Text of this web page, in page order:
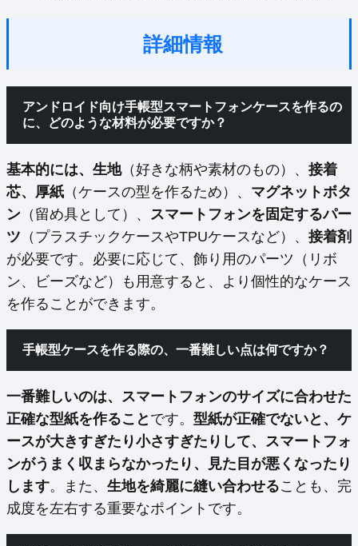
詳細情報
アンドロイド向け手帳型スマートフォンケースを作るの
に、どのような材料が必要ですか？
基本的には、生地（好きな柄や素材のもの）、 接着
芯、厚紙 （ケースの型を作るため）、 マグネットボタ
ン （留め具として）、 スマートフォンを固定するパー
ツ （プラスチックケースやTPUケースなど）、 接着剤
が必要です。必要に応じて、飾り用のパーツ（リボ
ン、ビーズなど）も用意すると、より個性的なケース
を作ることができます。
手帳型ケースを作る際の、一番難しい点は何ですか？
一番難しいのは、スマートフォンのサイズに合わせた
正確な型紙を作ること です。 型紙が正確でないと、ケ
ースが大きすぎたり小さすぎたりして、スマートフォ
ンがうまく収まらなかったり、見た目が悪くなったり
します。また、 生地を綺麗に縫い合わせることも、完
成度を左右する重要なポイントです。